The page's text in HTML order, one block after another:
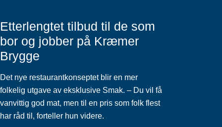
Etterlengtet tilbud til de som
bor og jobber på Kræmer
Brygge
Det nye restaurantkonseptet blir en mer
folkelig utgave av eksklusive Smak. – Du vil få
vanvittig god mat, men til en pris som folk flest
har råd til, forteller hun videre.